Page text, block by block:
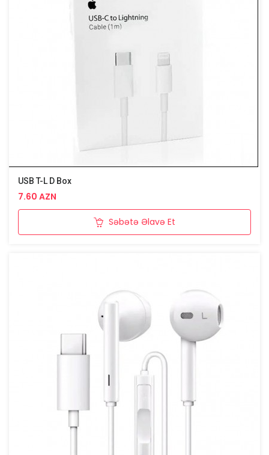
USB T-L D Box
7.60 AZN
Səbətə Əlavə Et